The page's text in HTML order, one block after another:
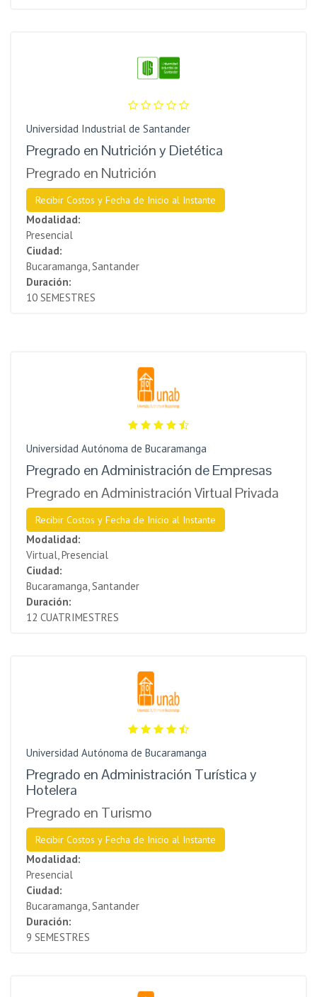
Universidad Industrial de Santander
Pregrado en Nutrición y Dietética
Pregrado en Nutrición
Recibir Costos y Fecha de Inicio al Instante
Modalidad:
Presencial
Ciudad:
Bucaramanga, Santander
Duración:
10 SEMESTRES
Universidad Autónoma de Bucaramanga
Pregrado en Administración de Empresas
Pregrado en Administración Virtual Privada
Recibir Costos y Fecha de Inicio al Instante
Modalidad:
Virtual, Presencial
Ciudad:
Bucaramanga, Santander
Duración:
12 CUATRIMESTRES
Universidad Autónoma de Bucaramanga
Pregrado en Administración Turística y
Hotelera
Pregrado en Turismo
Recibir Costos y Fecha de Inicio al Instante
Modalidad:
Presencial
Ciudad:
Bucaramanga, Santander
Duración:
9 SEMESTRES